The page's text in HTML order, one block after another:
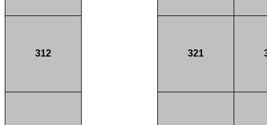
312 321